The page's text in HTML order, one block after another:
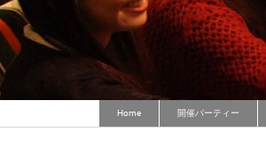
Home 開催パーティー